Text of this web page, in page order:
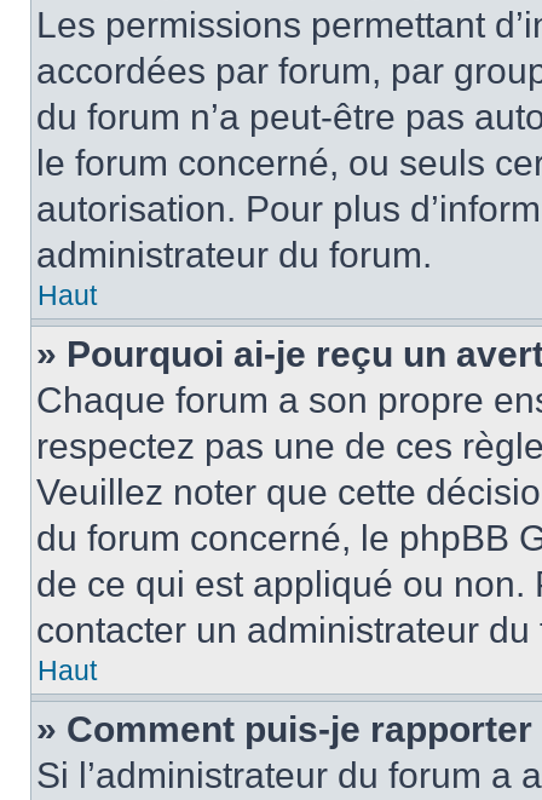
Les permissions permettant
accordées par forum, par
du forum n’a peut-être pas
le forum concerné, ou seuls
autorisation. Pour plus
administrateur du forum.
Haut
» Pourquoi ai-je reçu un
Chaque forum a son propre
respectez pas une de ces
Veuillez noter que cette
du forum concerné, le phpBB
de ce qui est appliqué ou non.
contacter un administrateur du
Haut
» Comment puis-je
Si l’administrateur du forum a